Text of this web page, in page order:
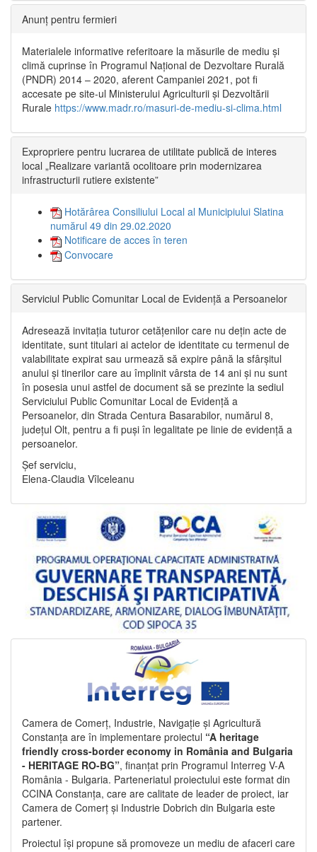
Anunț pentru fermieri
Materialele informative referitoare la măsurile de mediu și
climă cuprinse în Programul Național de Dezvoltare Rurală
(PNDR) 2014 – 2020, aferent Campaniei 2021, pot fi
accesate pe site-ul Ministerului Agriculturii și Dezvoltării
Rurale https://www.madr.ro/masuri-de-mediu-si-clima.html
Expropriere pentru lucrarea de utilitate publică de interes
local „Realizare variantă ocolitoare prin modernizarea
infrastructurii rutiere existente”
Hotărârea Consiliului Local al Municipiului Slatina
numărul 49 din 29.02.2020
Notificare de acces în teren
Convocare
Serviciul Public Comunitar Local de Evidență a Persoanelor
Adresează invitația tuturor cetățenilor care nu dețin acte de
identitate, sunt titulari ai actelor de identitate cu termenul de
valabilitate expirat sau urmează să expire până la sfârșitul
anului și tinerilor care au împlinit vârsta de 14 ani și nu sunt
în posesia unui astfel de document să se prezinte la sediul
Serviciului Public Comunitar Local de Evidență a
Persoanelor, din Strada Centura Basarabilor, numărul 8,
județul Olt, pentru a fi puși în legalitate pe linie de evidență a
persoanelor.
Șef serviciu,
Elena-Claudia Vîlceleanu
Camera de Comerț, Industrie, Navigație și Agricultură
Constanța are în implementare proiectul “A heritage
friendly cross-border economy in România and Bulgaria
- HERITAGE RO-BG”, finanțat prin Programul Interreg V-A
România - Bulgaria. Parteneriatul proiectului este format din
CCINA Constanța, care are calitate de leader de proiect, iar
Camera de Comerț și Industrie Dobrich din Bulgaria este
partener.
Proiectul își propune să promoveze un mediu de afaceri care